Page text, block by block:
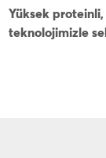
Yüksek proteinli,
teknolojimizle